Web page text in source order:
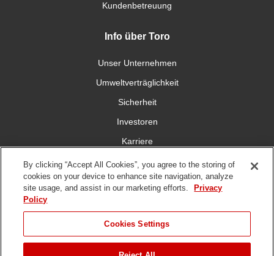
Kundenbetreuung
Info über Toro
Unser Unternehmen
Umweltverträglichkeit
Sicherheit
Investoren
Karriere
Verbinden Sie sich mit uns
Nutzungsbedingungen Datenschutzrichtlinie
By clicking “Accept All Cookies”, you agree to the storing of
cookies on your device to enhance site navigation, analyze
site usage, and assist in our marketing efforts.
Privacy
Policy
Cookies Settings